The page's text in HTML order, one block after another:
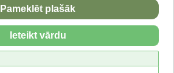
Pameklēt plašāk
Ieteikt vārdu